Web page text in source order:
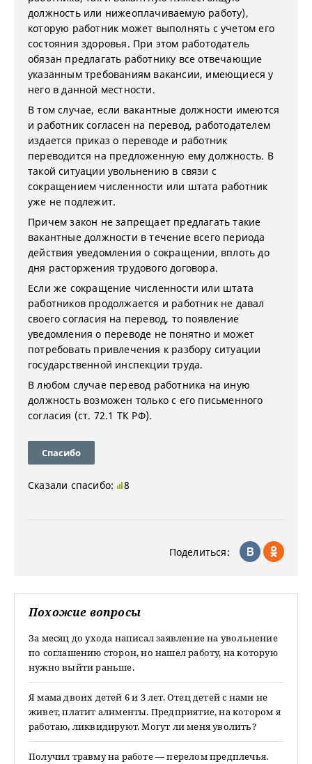
должность или нижеоплачиваемую работу),
которую работник может выполнять с учетом его
состояния здоровья. При этом работодатель
обязан предлагать работнику все отвечающие
указанным требованиям вакансии, имеющиеся у
него в данной местности.
В том случае, если вакантные должности имеются
и работник согласен на перевод, работодателем
издается приказ о переводе и работник
переводится на предложенную ему должность. В
такой ситуации увольнению в связи с
сокращением численности или штата работник
уже не подлежит.
Причем закон не запрещает предлагать такие
вакантные должности в течение всего периода
действия уведомления о сокращении, вплоть до
дня расторжения трудового договора.
Если же сокращение численности или штата
работников продолжается и работник не давал
своего согласия на перевод, то появление
уведомления о переводе не понятно и может
потребовать привлечения к разбору ситуации
государственной инспекции труда.
В любом случае перевод работника на иную
должность возможен только с его письменного
согласия (ст. 72.1 ТК РФ).
Спасибо
Сказали спасибо: 8
Поделиться:
Похожие вопросы
За месяц до ухода написал заявление на увольнение
по соглашению сторон, но нашел работу, на которую
нужно выйти раньше.
Я мама двоих детей 6 и 3 лет. Отец детей с нами не
живет, платит алименты. Предприятие, на котором я
работаю, ликвидируют. Могут ли меня уволить?
Получил травму на работе — перелом предплечья.